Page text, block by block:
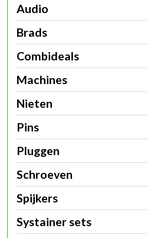
Audio
Brads
Combideals
Machines
Nieten
Pins
Pluggen
Schroeven
Spijkers
Systainer sets